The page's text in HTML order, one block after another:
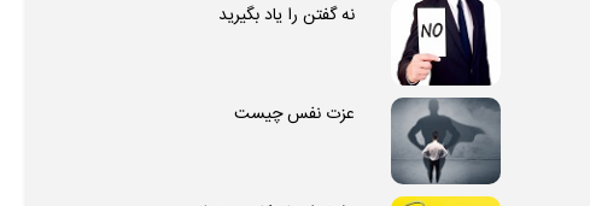
نه گفتن را یاد بگیرید
عزت نفس چیست